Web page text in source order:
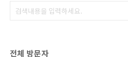
전체 방문자